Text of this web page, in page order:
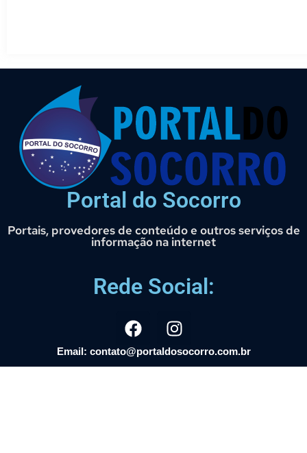
Portal do Socorro
Portais, provedores de conteúdo e outros serviços de
informação na internet
Rede Social:
Email: contato@portaldosocorro.com.br